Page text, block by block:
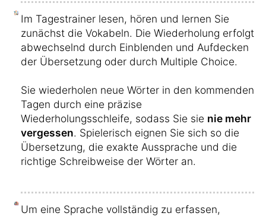
Im Tagestrainer lesen, hören und lernen Sie
zunächst die Vokabeln. Die Wiederholung erfolgt
abwechselnd durch Einblenden und Aufdecken
der Übersetzung oder durch Multiple Choice.
Sie wiederholen neue Wörter in den kommenden
Tagen durch eine präzise
Wiederholungsschleife, sodass Sie sie nie mehr
vergessen. Spielerisch eignen Sie sich so die
Übersetzung, die exakte Aussprache und die
richtige Schreibweise der Wörter an.
Um eine Sprache vollständig zu erfassen,